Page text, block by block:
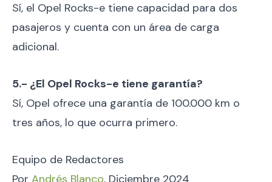
Sí, el Opel Rocks-e tiene capacidad para dos
pasajeros y cuenta con un área de carga
adicional.
5.- ¿El Opel Rocks-e tiene garantía?
Sí, Opel ofrece una garantía de 100.000 km o
tres años, lo que ocurra primero.
Equipo de Redactores
Por Andrés Blanco, Diciembre 2024